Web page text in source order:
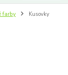
farby Kusovky